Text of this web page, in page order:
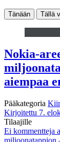
Tänään Tällä
Nokia-
aiempaa
Pääkategoria
Kirjoitettu 7.
Tilaajille
Ei kommentteja
miljoonatappion